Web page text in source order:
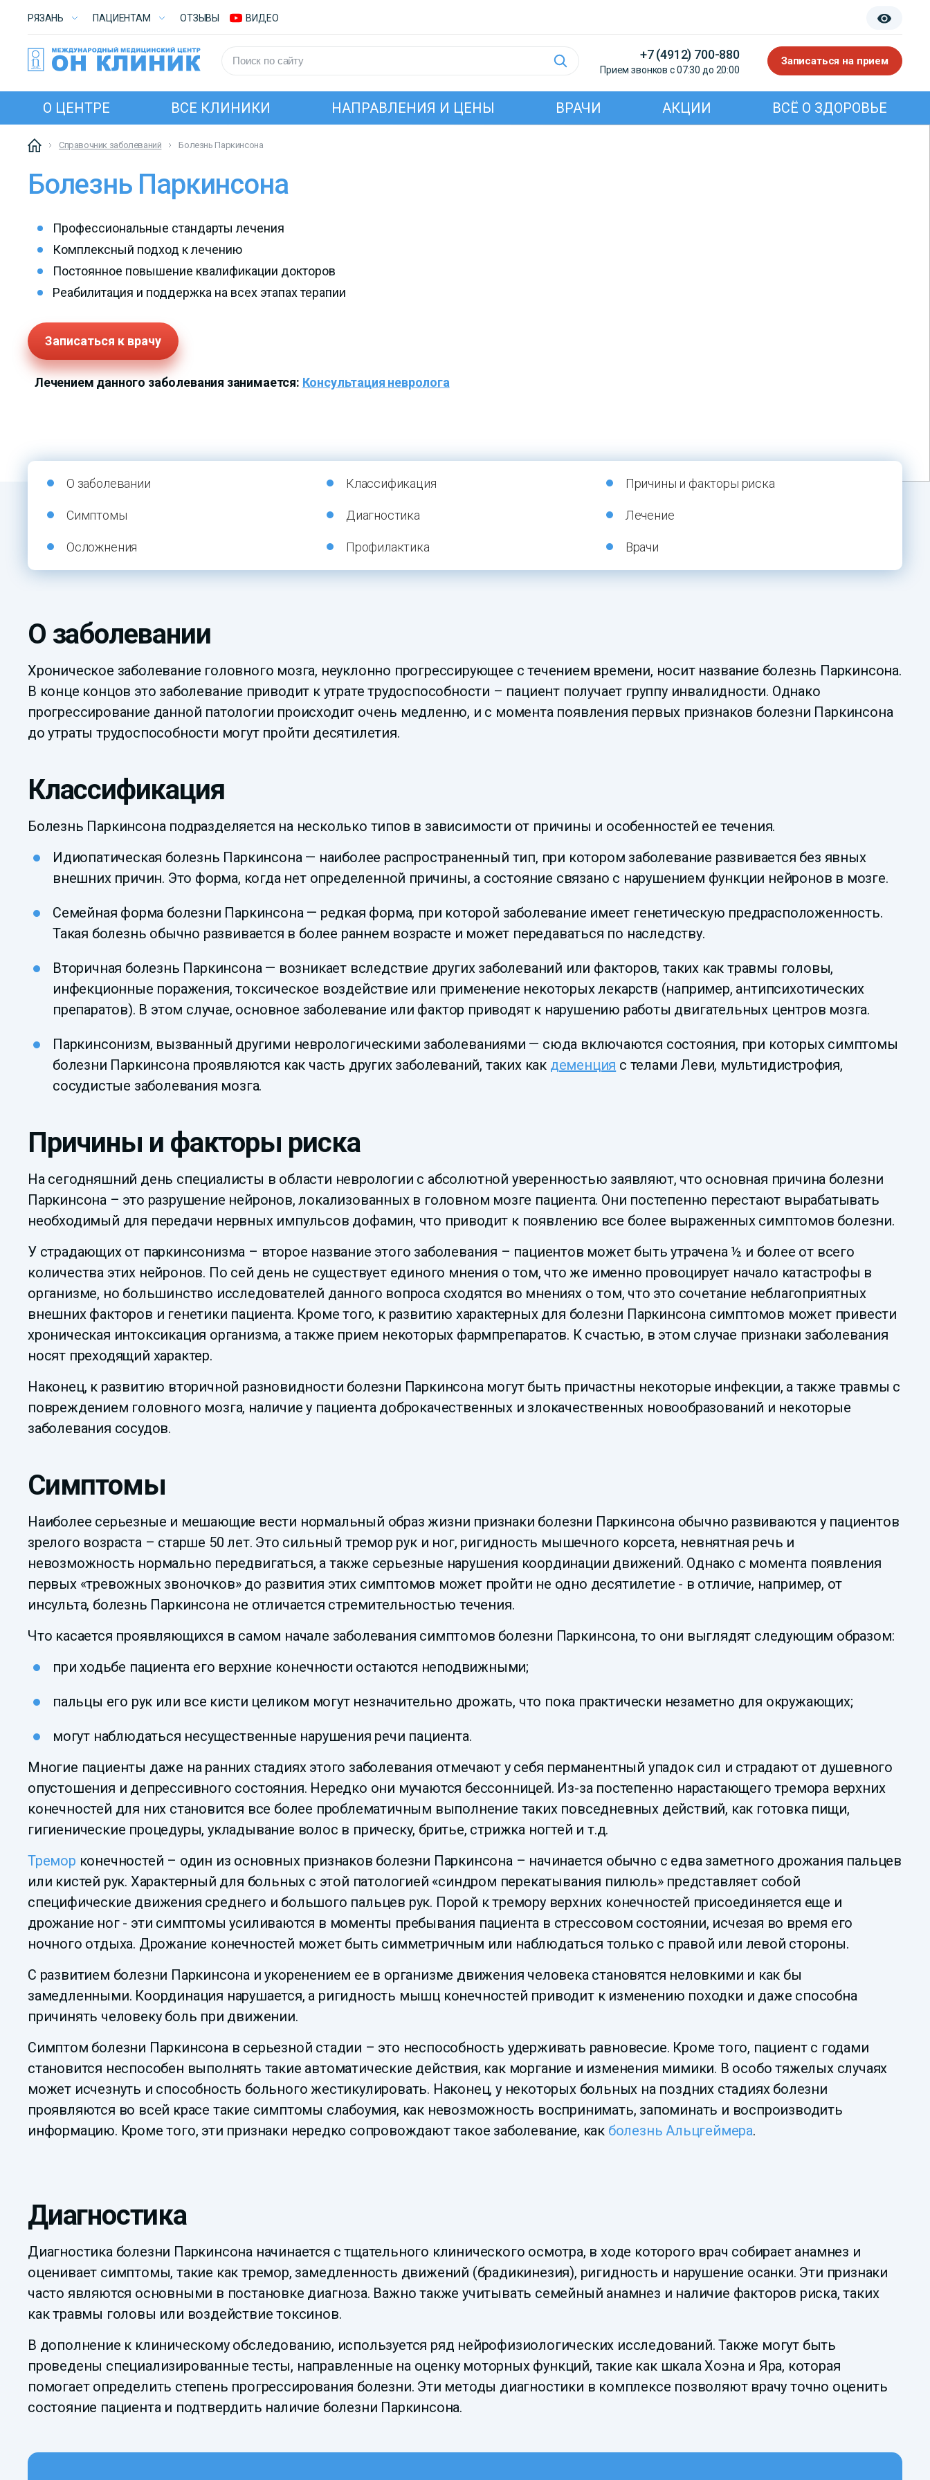
РЯЗАНЬ ПАЦИЕНТАМ ОТЗЫВЫ ВИДЕО
+7 (4912) 700-880
Прием звонков с 07:30 до 20:00
Записаться на прием
О ЦЕНТРЕ ВСЕ КЛИНИКИ НАПРАВЛЕНИЯ И ЦЕНЫ ВРАЧИ АКЦИИ ВСЁ О ЗДОРОВЬЕ
Справочник заболеваний Болезнь Паркинсона
Болезнь Паркинсона
Профессиональные стандарты лечения
Комплексный подход к лечению
Постоянное повышение квалификации докторов
Реабилитация и поддержка на всех этапах терапии
Записаться к врачу
Лечением данного заболевания занимается: Консультация невролога
О заболевании Классификация Причины и факторы риска
Симптомы Диагностика Лечение
Осложнения Профилактика Врачи
О заболевании
Хроническое заболевание головного мозга, неуклонно прогрессирующее с течением времени, носит название болезнь Паркинсона.
В конце концов это заболевание приводит к утрате трудоспособности – пациент получает группу инвалидности. Однако
прогрессирование данной патологии происходит очень медленно, и с момента появления первых признаков болезни Паркинсона
до утраты трудоспособности могут пройти десятилетия.
Классификация
Болезнь Паркинсона подразделяется на несколько типов в зависимости от причины и особенностей ее течения.
Идиопатическая болезнь Паркинсона — наиболее распространенный тип, при котором заболевание развивается без явных
внешних причин. Это форма, когда нет определенной причины, а состояние связано с нарушением функции нейронов в мозге.
Семейная форма болезни Паркинсона — редкая форма, при которой заболевание имеет генетическую предрасположенность.
Такая болезнь обычно развивается в более раннем возрасте и может передаваться по наследству.
Вторичная болезнь Паркинсона — возникает вследствие других заболеваний или факторов, таких как травмы головы,
инфекционные поражения, токсическое воздействие или применение некоторых лекарств (например, антипсихотических
препаратов). В этом случае, основное заболевание или фактор приводят к нарушению работы двигательных центров мозга.
Паркинсонизм, вызванный другими неврологическими заболеваниями — сюда включаются состояния, при которых симптомы
болезни Паркинсона проявляются как часть других заболеваний, таких как деменция с телами Леви, мультидистрофия,
сосудистые заболевания мозга.
Причины и факторы риска
На сегодняшний день специалисты в области неврологии с абсолютной уверенностью заявляют, что основная причина болезни
Паркинсона – это разрушение нейронов, локализованных в головном мозге пациента. Они постепенно перестают вырабатывать
необходимый для передачи нервных импульсов дофамин, что приводит к появлению все более выраженных симптомов болезни.
У страдающих от паркинсонизма – второе название этого заболевания – пациентов может быть утрачена ½ и более от всего
количества этих нейронов. По сей день не существует единого мнения о том, что же именно провоцирует начало катастрофы в
организме, но большинство исследователей данного вопроса сходятся во мнениях о том, что это сочетание неблагоприятных
внешних факторов и генетики пациента. Кроме того, к развитию характерных для болезни Паркинсона симптомов может привести
хроническая интоксикация организма, а также прием некоторых фармпрепаратов. К счастью, в этом случае признаки заболевания
носят преходящий характер.
Наконец, к развитию вторичной разновидности болезни Паркинсона могут быть причастны некоторые инфекции, а также травмы с
повреждением головного мозга, наличие у пациента доброкачественных и злокачественных новообразований и некоторые
заболевания сосудов.
Симптомы
Наиболее серьезные и мешающие вести нормальный образ жизни признаки болезни Паркинсона обычно развиваются у пациентов
зрелого возраста – старше 50 лет. Это сильный тремор рук и ног, ригидность мышечного корсета, невнятная речь и
невозможность нормально передвигаться, а также серьезные нарушения координации движений. Однако с момента появления
первых «тревожных звоночков» до развития этих симптомов может пройти не одно десятилетие - в отличие, например, от
инсульта, болезнь Паркинсона не отличается стремительностью течения.
Что касается проявляющихся в самом начале заболевания симптомов болезни Паркинсона, то они выглядят следующим образом:
при ходьбе пациента его верхние конечности остаются неподвижными;
пальцы его рук или все кисти целиком могут незначительно дрожать, что пока практически незаметно для окружающих;
могут наблюдаться несущественные нарушения речи пациента.
Многие пациенты даже на ранних стадиях этого заболевания отмечают у себя перманентный упадок сил и страдают от душевного
опустошения и депрессивного состояния. Нередко они мучаются бессонницей. Из-за постепенно нарастающего тремора верхних
конечностей для них становится все более проблематичным выполнение таких повседневных действий, как готовка пищи,
гигиенические процедуры, укладывание волос в прическу, бритье, стрижка ногтей и т.д.
Тремор конечностей – один из основных признаков болезни Паркинсона – начинается обычно с едва заметного дрожания пальцев
или кистей рук. Характерный для больных с этой патологией «синдром перекатывания пилюль» представляет собой
специфические движения среднего и большого пальцев рук. Порой к тремору верхних конечностей присоединяется еще и
дрожание ног - эти симптомы усиливаются в моменты пребывания пациента в стрессовом состоянии, исчезая во время его
ночного отдыха. Дрожание конечностей может быть симметричным или наблюдаться только с правой или левой стороны.
С развитием болезни Паркинсона и укоренением ее в организме движения человека становятся неловкими и как бы
замедленными. Координация нарушается, а ригидность мышц конечностей приводит к изменению походки и даже способна
причинять человеку боль при движении.
Симптом болезни Паркинсона в серьезной стадии – это неспособность удерживать равновесие. Кроме того, пациент с годами
становится неспособен выполнять такие автоматические действия, как моргание и изменения мимики. В особо тяжелых случаях
может исчезнуть и способность больного жестикулировать. Наконец, у некоторых больных на поздних стадиях болезни
проявляются во всей красе такие симптомы слабоумия, как невозможность воспринимать, запоминать и воспроизводить
информацию. Кроме того, эти признаки нередко сопровождают такое заболевание, как болезнь Альцгеймера.
Диагностика
Диагностика болезни Паркинсона начинается с тщательного клинического осмотра, в ходе которого врач собирает анамнез и
оценивает симптомы, такие как тремор, замедленность движений (брадикинезия), ригидность и нарушение осанки. Эти признаки
часто являются основными в постановке диагноза. Важно также учитывать семейный анамнез и наличие факторов риска, таких
как травмы головы или воздействие токсинов.
В дополнение к клиническому обследованию, используется ряд нейрофизиологических исследований. Также могут быть
проведены специализированные тесты, направленные на оценку моторных функций, такие как шкала Хоэна и Яра, которая
помогает определить степень прогрессирования болезни. Эти методы диагностики в комплексе позволяют врачу точно оценить
состояние пациента и подтвердить наличие болезни Паркинсона.